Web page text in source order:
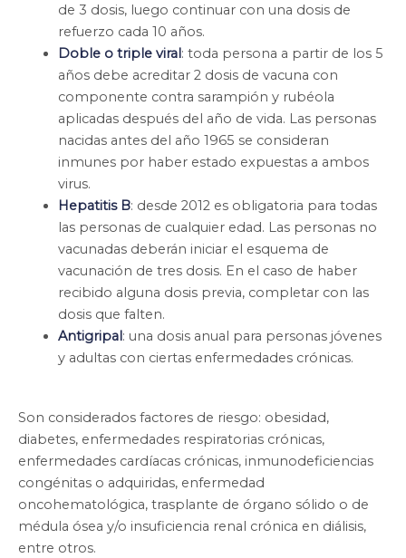
de 3 dosis, luego continuar con una dosis de
refuerzo cada 10 años.
Doble o triple viral: toda persona a partir de los 5
años debe acreditar 2 dosis de vacuna con
componente contra sarampión y rubéola
aplicadas después del año de vida. Las personas
nacidas antes del año 1965 se consideran
inmunes por haber estado expuestas a ambos
virus.
Hepatitis B: desde 2012 es obligatoria para todas
las personas de cualquier edad. Las personas no
vacunadas deberán iniciar el esquema de
vacunación de tres dosis. En el caso de haber
recibido alguna dosis previa, completar con las
dosis que falten.
Antigripal: una dosis anual para personas jóvenes
y adultas con ciertas enfermedades crónicas.
Son considerados factores de riesgo: obesidad,
diabetes, enfermedades respiratorias crónicas,
enfermedades cardíacas crónicas, inmunodeficiencias
congénitas o adquiridas, enfermedad
oncohematológica, trasplante de órgano sólido o de
médula ósea y/o insuficiencia renal crónica en diálisis,
entre otros.